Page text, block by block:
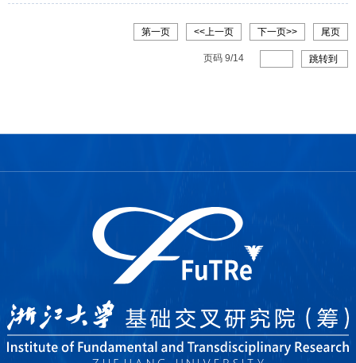
第一页 <<上一页 下一页>> 尾页
页码 9/14 跳转到